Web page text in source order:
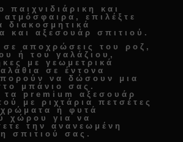
παιχνιδιάρικη και
επιλέξτε
διακοσμητικά
και αξεσουάρ σπιτιού .
σε αποχρώσεις του ροζ,
ή του γαλάζιου,
με γεωμετρικά
σε έντονα
να δώσουν μια
μπάνιο σας.
τα premium αξεσουάρ
με ριχτάρια πετσέτες
ή φυτά
χώρου για να
την ανανεωμένη
σπιτιού
σας.